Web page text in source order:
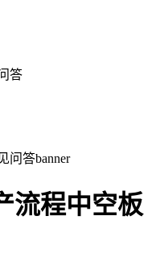
答
流程中空板